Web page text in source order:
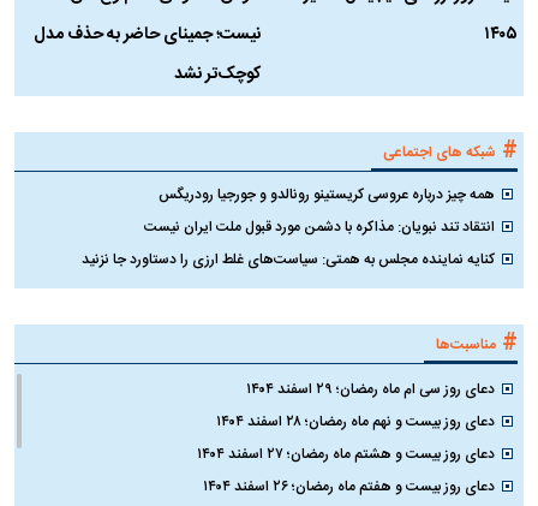
۱۴۰۵
نیست؛ جمینای حاضر به حذف مدل
کوچک‌تر نشد
# شبکه های اجتماعی
همه چیز درباره عروسی کریستینو رونالدو و جورجیا رودریگس
انتقاد تند نبویان: مذاکره با دشمن مورد قبول ملت ایران نیست
کنایه نماینده مجلس به همتی: سیاست‌های غلط ارزی را دستاورد جا نزنید
# مناسبت‌ها
دعای روز سی ام ماه رمضان؛ ۲۹ اسفند ۱۴۰۴
دعای روز بیست و نهم ماه رمضان؛ ۲۸ اسفند ۱۴۰۴
دعای روز بیست و هشتم ماه رمضان؛ ۲۷ اسفند ۱۴۰۴
دعای روز بیست و هفتم ماه رمضان؛ ۲۶ اسفند ۱۴۰۴